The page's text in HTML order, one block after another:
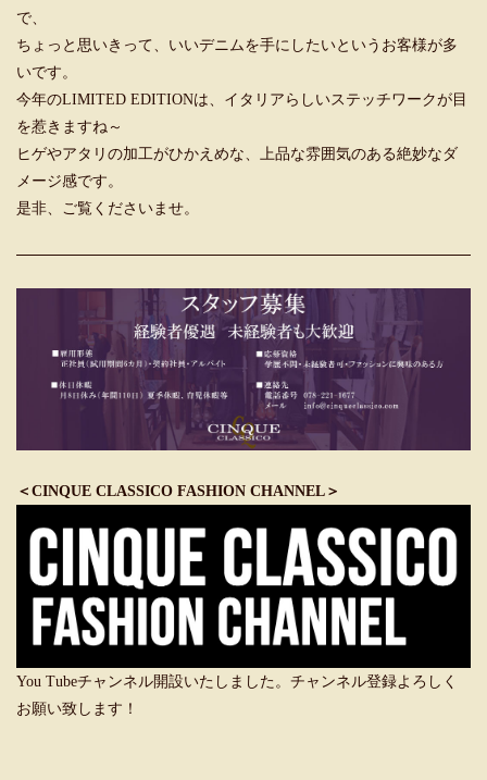
で、
ちょっと思いきって、いいデニムを手にしたいというお客様が多
いです。
今年のLIMITED EDITIONは、イタリアらしいステッチワークが目
を惹きますね～
ヒゲやアタリの加工がひかえめな、上品な雰囲気のある絶妙なダ
メージ感です。
是非、ご覧くださいませ。
＜CINQUE CLASSICO FASHION CHANNEL＞
You Tubeチャンネル開設いたしました。チャンネル登録よろしく
お願い致します！